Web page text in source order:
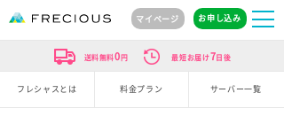
マイページ お申し込み
送料無料0 円 最短お届け7 日後
フレシャスとは 料金プラン サーバー一覧